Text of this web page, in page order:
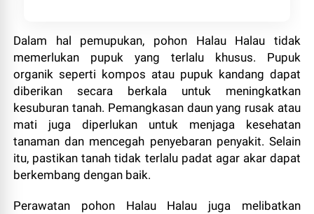
Dalam hal pemupukan, pohon Halau Halau tidak
memerlukan pupuk yang terlalu khusus. Pupuk
organik seperti kompos atau pupuk kandang dapat
diberikan secara berkala untuk meningkatkan
kesuburan tanah. Pemangkasan daun yang rusak atau
mati juga diperlukan untuk menjaga kesehatan
tanaman dan mencegah penyebaran penyakit. Selain
itu, pastikan tanah tidak terlalu padat agar akar dapat
berkembang dengan baik.
Perawatan pohon Halau Halau juga melibatkan